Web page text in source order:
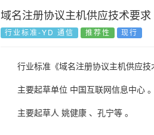
域名注册协议主机供应技术要求
行业标准-YD 通信 推荐性 现行
行业标准《域名注册协议主机供应技
主要起草单位 中国互联网信息中心 。
主要起草人 姚健康 、 孔宁等 。